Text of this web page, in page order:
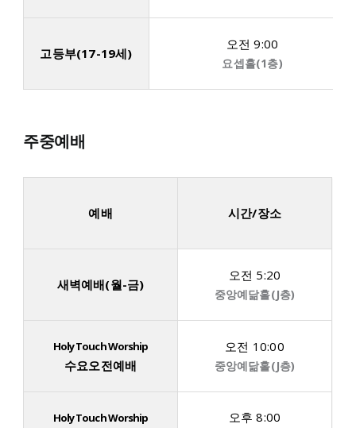
고등부(17-19세)
오전 9:00
요셉홀(1층)
주중예배
예배 시간/장소
새벽예배(월-금)
오전 5:20
중앙예닮홀(J층)
Holy Touch Worship
수요오전예배
오전 10:00
중앙예닮홀(J층)
Holy Touch Worship
오후 8:00